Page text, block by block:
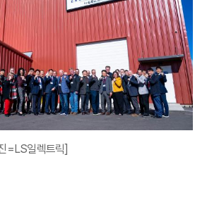
=LS일렉트릭]